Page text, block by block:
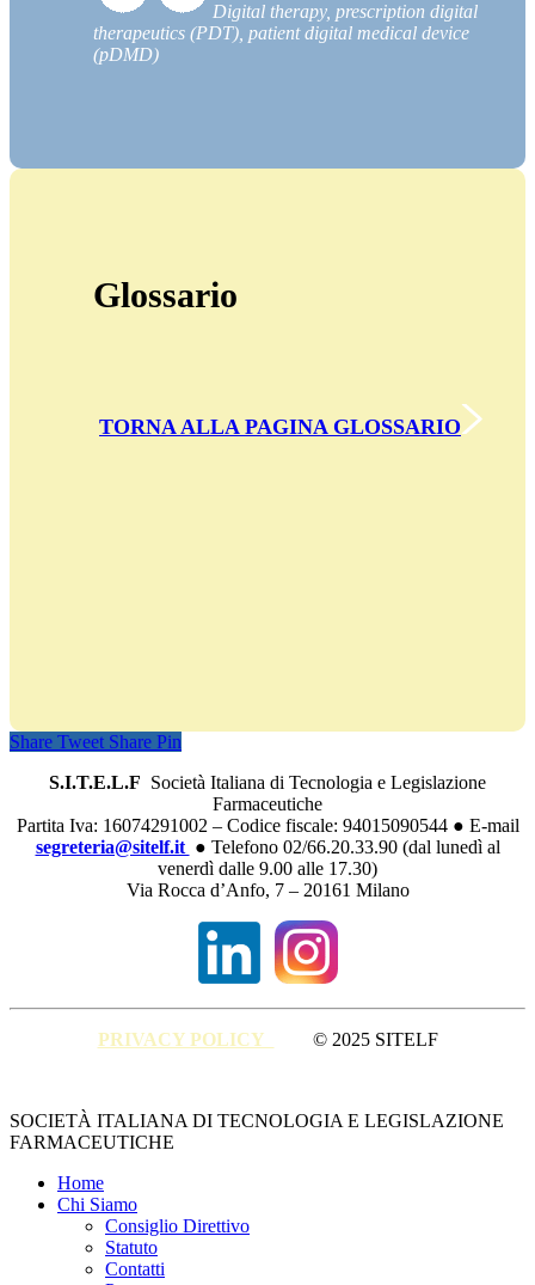
Digital therapy, prescription digital
therapeutics (PDT), patient digital medical device
(pDMD)
Glossario
TORNA ALLA PAGINA GLOSSARIO
Share Tweet Share Pin
S.I.T.E.L.F Società Italiana di Tecnologia e Legislazione
Farmaceutiche
Partita Iva: 16074291002 – Codice fiscale: 94015090544 ● E-mail
segreteria@sitelf.it ● Telefono 02/66.20.33.90 (dal lunedì al
venerdì dalle 9.00 alle 17.30)
Via Rocca d’Anfo, 7 – 20161 Milano
PRIVACY POLICY © 2025 SITELF
Close
Menu
SOCIETÀ ITALIANA DI TECNOLOGIA E LEGISLAZIONE
FARMACEUTICHE
Home
Chi Siamo
Consiglio Direttivo
Statuto
Contatti